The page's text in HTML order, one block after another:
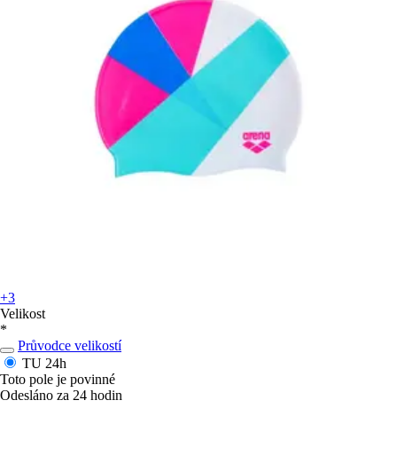
+3
Velikost
*
Průvodce velikostí
TU 24h
Toto pole je povinné
Odesláno za 24 hodin